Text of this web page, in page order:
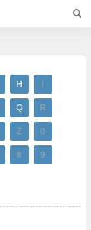
H I
Q R
Z 0
8 9